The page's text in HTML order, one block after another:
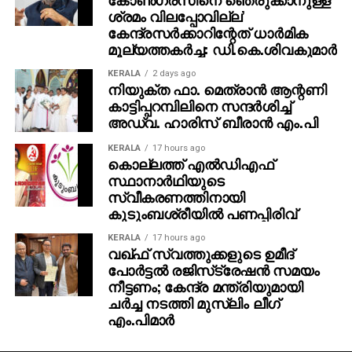
പുലര്‍ത്തിയിരുന്നു. വിവിധ കാലങ്ങളില്‍ അദ്ദേഹവും
മരുഭൂമിയിലെ മരുപ്പച്ചയില്‍ ജീവിതപ്പച്ച തേടെയെത്തിയ
മലയാള സമൂഹത്തെ
സന്ദര്‍ശിക്കാനെത്തിക്കൊണ്ടിരുന്നു.
ഇനി ഇതുപോലൊരു പ്രതിഭ മലയാളത്തില്‍ ഇനി
ഉണ്ടാകില്ല. വായിക്കുന്നവരെയെല്ലാം ചിന്തിപ്പിച്ച അതി
ശക്തനായ എഴുത്തുകാരന്‍. അദ്ദേഹം തൊട്ടതെല്ലാം
പൊന്നാക്കി. തീരാനഷ്ടം എന്നത് വെറും വാക്കല്ല.
ആള്‍ക്കൂട്ടത്തില്‍ തനിയെ എന്നത് അദ്ദേഹത്തിന്റെ
ജീവിത ദര്‍ശനമാണെന്ന് അദ്ദേഹം തെളിയിച്ചു. എല്ലാ
മേഖലയിലും അദ്ദേഹം മാതൃകയായിരുന്നു. മനുഷ്യന്റെ
കാപട്യത്തെ കുറിച്ച് നന്നായി പഠിച്ച കാച്ചി കുറുക്കി
മറ്റൊരു രീതിയില്‍ അവതരിപ്പി ഒരു സാഹിത്യകാരന്‍
ഇനിയുണ്ടാകുമോ എന്നറിയില്ല.
KERALA 2 days ago
നിയുക്ത ഫാ. മെത്രാന്‍ ആന്റണി
കാട്ടിപ്പറമ്പിലിനെ സന്ദര്‍ശിച്ച്
അഡ്വ. ഹാരിസ് ബീരാന്‍ എം.പി
KERALA 17 hours ago
കൊല്ലത്ത് എല്‍ഡിഎഫ്
സ്ഥാനാര്‍ഥിയുടെ
സ്വീകരണത്തിനായി
കുടുംബശ്രീയില്‍ പണപ്പിരിവ്
KERALA 17 hours ago
വഖ്ഫ് സ്വത്തുക്കളുടെ ഉമീദ്
പോര്‍ട്ടല്‍ രജിസ്‌ട്രേഷന്‍ സമയം
നീട്ടണം; കേന്ദ്ര മന്ത്രിയുമായി
ചര്‍ച്ച നടത്തി മുസ്‌ലിം ലീഗ്
എം.പിമാര്‍